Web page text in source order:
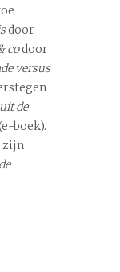
door
codoor
versus
de
boek).
zijn